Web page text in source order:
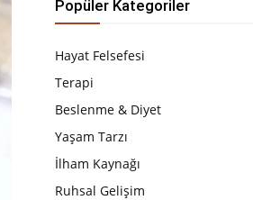
Popüler Kategoriler
Hayat Felsefesi
Terapi
Beslenme & Diyet
Yaşam Tarzı
İlham Kaynağı
Ruhsal Gelişim